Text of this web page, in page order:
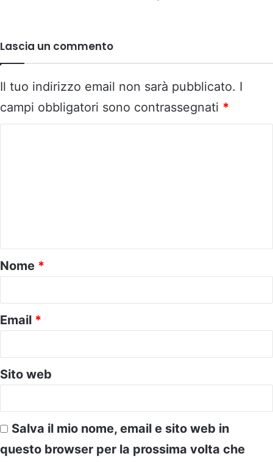
Lascia un commento
Il tuo indirizzo email non sarà pubblicato. I
campi obbligatori sono contrassegnati *
o
*
Nome *
Email *
Sito web
Salva il mio nome, email e sito web in
questo browser per la prossima volta che